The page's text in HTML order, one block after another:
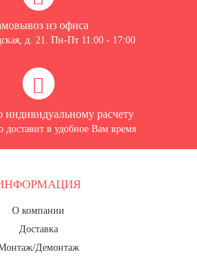
из офиса
д. 21. Пн-Пт 11:00 - 17:00
индивидуальному расчету
доставит в удобное Вам время
О компании
Доставка
Демонтаж